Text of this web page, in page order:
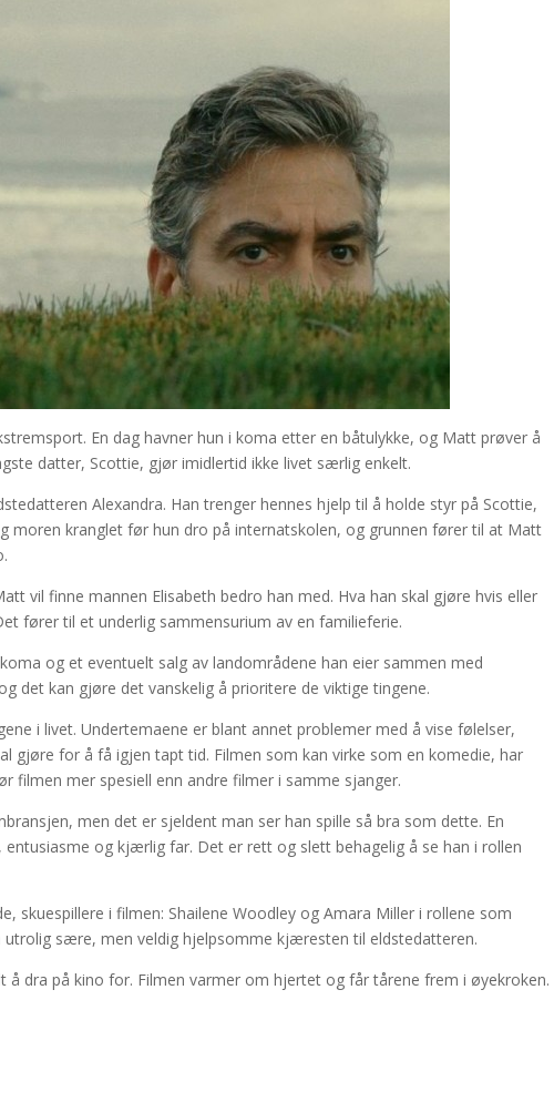
En dag havner hun i koma etter en båtulykke, og Matt prøver å
datter, Scottie, gjør imidlertid ikke livet særlig enkelt.
Alexandra. Han trenger hennes hjelp til å holde styr på Scottie,
moren kranglet før hun dro på internatskolen, og grunnen fører til at Matt
vil finne mannen Elisabeth bedro han med. Hva han skal gjøre hvis eller
fører til et underlig sammensurium av en familieferie.
og et eventuelt salg av landområdene han eier sammen med
det kan gjøre det vanskelig å prioritere de viktige tingene.
i livet. Undertemaene er blant annet problemer med å vise følelser,
gjøre for å få igjen tapt tid. Filmen som kan virke som en komedie, har
filmen mer spesiell enn andre filmer i samme sjanger.
men det er sjeldent man ser han spille så bra som dette. En
entusiasme og kjærlig far. Det er rett og slett behagelig å se han i rollen
skuespillere i filmen: Shailene Woodley og Amara Miller i rollene som
sære, men veldig hjelpsomme kjæresten til eldstedatteren.
å dra på kino for. Filmen varmer om hjertet og får tårene frem i øyekroken.